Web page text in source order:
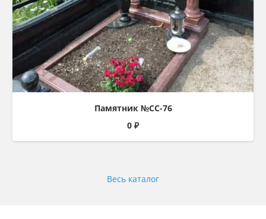
Памятник №СС-76
0 ₽
Весь каталог